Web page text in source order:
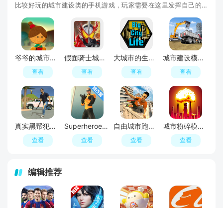
比较好玩的城市建设类的手机游戏，玩家需要在这里发挥自己的想
设不同的建筑，来满足城市内居民的需求，提高他们的幸福度。
爷爷的城市安卓版最新版2025下载(lumino city)
查看
假面骑士城市大战日服版安装包
查看
大城市的生活：模拟器汉化安卓版
查看
城市建设模拟器2025(city construction simulator: forklift truck game)
查看
真实黑帮犯罪2安卓版中文
查看
Superheroes City(超级英雄城市无限金币安卓版)
查看
自由城市跑酷安卓版无广告版
查看
城市粉碎模拟器无敌破解版
查看
编辑推荐